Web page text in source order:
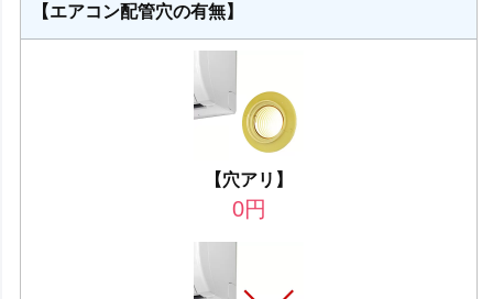
【エアコン配管穴の有無】
【穴アリ】
0円